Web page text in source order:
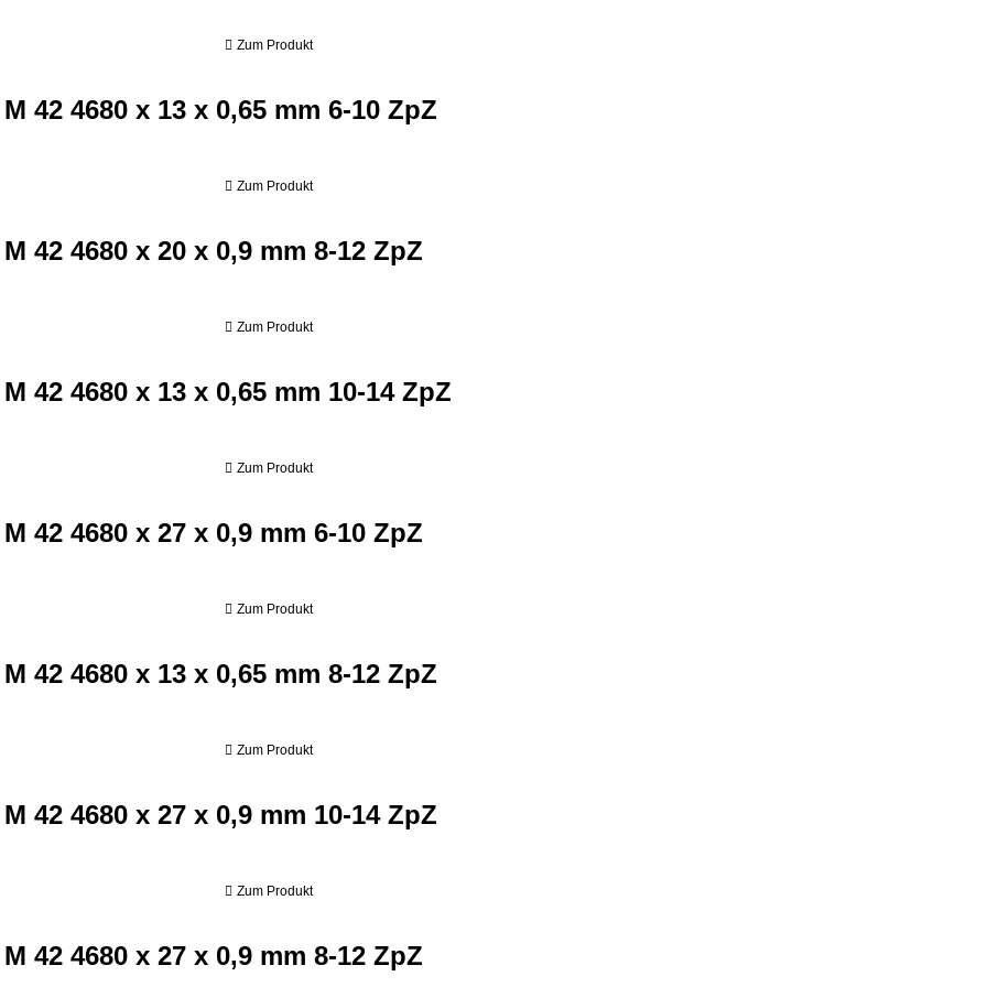
Zum Produkt
42 4680 x 13 x 0,65 mm 6-10 ZpZ
Zum Produkt
42 4680 x 20 x 0,9 mm 8-12 ZpZ
Zum Produkt
42 4680 x 13 x 0,65 mm 10-14 ZpZ
Zum Produkt
42 4680 x 27 x 0,9 mm 6-10 ZpZ
Zum Produkt
42 4680 x 13 x 0,65 mm 8-12 ZpZ
Zum Produkt
42 4680 x 27 x 0,9 mm 10-14 ZpZ
Zum Produkt
42 4680 x 27 x 0,9 mm 8-12 ZpZ